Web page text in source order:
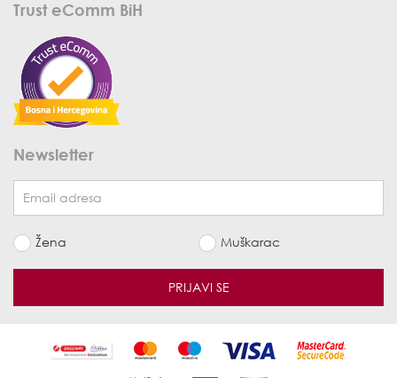
Trust eComm BiH
Newsletter
Žena Muškarac
PRIJAVI SE